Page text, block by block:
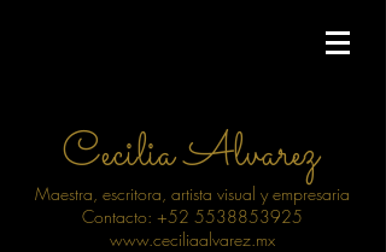
Cecilia Alvarez
Maestra, escritora, artista visual y empresaria
Contacto: +52 5538853925
www.ceciliaalvarez.mx